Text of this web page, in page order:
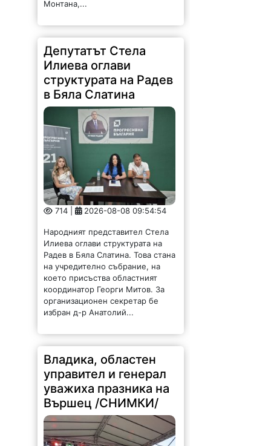
Депутатът Стела
Илиева оглави
структурата на Радев
в Бяла Слатина
714 | 2026-08-08 09:54:54
Народният представител Стела
Илиева оглави структурата на
Радев в Бяла Слатина. Това стана
на учредително събрание, на
което присъства областният
координатор Георги Митов. За
организационен секретар бе
избран д-р Анатолий...
Владика, областен
управител и генерал
уважиха празника на
Вършец /СНИМКИ/